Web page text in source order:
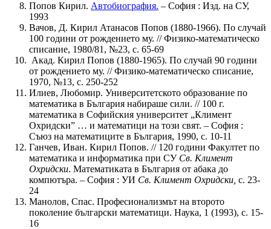
Попов Кирил. Автобиография. – София : Изд. на СУ,
1993
Вачов, Д. Кирил Атанасов Попов (1880-1966). По случай
100 години от рождението му. // Физико-математическо
списание, 1980/81, №23, с. 65-69
Акад. Кирил Попов (1880-1965). По случай 90 години
от рождението му. // Физико-математическо списание,
1970, №13, с. 250-252
Илиев, Любомир. Университетското образование по
математика в България набираше сили. // 100 г.
математика в Софийския университет „Климент
Охридски” … и математици на този свят. – София :
Съюз на математиците в България, 1990, с. 10-11
Ганчев, Иван. Кирил Попов. // 120 години Факултет по
математика и информатика при СУ Св. Климент
Охридски. Математиката в България от абака до
компютъра. – София : УИ Св. Климент Охридски, с. 23-
24
Манолов, Спас. Професионализмът на второто
поколение български математици. Наука, 1 (1993), с. 15-
16